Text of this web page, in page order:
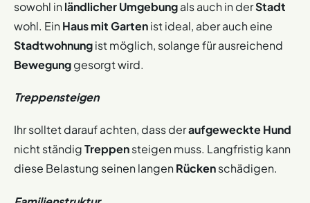
für Kinder macht. Sie genießen es, an Aktivitäten und
Spielen teilzunehmen.
Wachsamkeit: Mit ihrem ausgeprägten
Schutzinstinkt sind Rauhaardackel gute Wachhunde.
Zuhause zuverlässig vor Eindringlingen warnen.
Intelligenz und Lernfähigkeit: Aufgrund ihrer
Intelligenz und Lernfähigkeit sind Rauhaardackel
relativ leicht zu trainieren. Sie profitieren von
konsequenter und geduldiger Erziehung.
Zuneigung und Nähe: Obwohl sie keine typischen
Herausforderungen darstellen, die Geduld und klare
Regeln erfordern. Ein Besuch in der Hundeschule und
regelmäßige geistige sowie körperliche Auslastung sind
besonders hilfreich. Mit der richtigen Vorbereitung und
Begleiter für Erstbesitzer sein.
sowohl inländlicher Umgebungals auch in derStadt
wohl. EinHaus mit Gartenist ideal, aber auch eine
Stadtwohnungist möglich, solange für ausreichend
Bewegunggesorgt wird.
Treppensteigen
Ihr solltet darauf achten, dass deraufgeweckte Hund
nicht ständigTreppensteigen muss. Langfristig kann
diese Belastung seinen langenRückenschädigen.